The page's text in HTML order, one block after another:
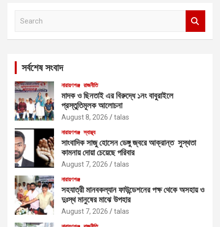
সর্বশেষ সংবাদ
নারায়ণগঞ্জ রাজনীতি
মাদক ও ছিনতাই এর বিরুদ্ধে ১নং বাবুরাইলে
প্রস্তুতিমূলক আলোচনা
August 8, 2026 talas
নারায়ণগঞ্জ স্বাস্থ্য
সাংবাদিক সাজু হোসেন ডেঙ্গু জ্বরে আক্রান্ত সুস্থতা
কামনায় দোয়া চেয়েছে পরিবার
August 7, 2026 talas
নারায়ণগঞ্জ
সহযাত্রী মানবকল্যান ফাউন্ডেশনের পক্ষ থেকে অসহায় ও
দুঃস্থ মানুষের মাঝে উপহার
August 7, 2026 talas